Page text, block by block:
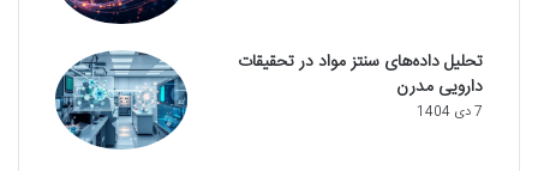
تحلیل داده‌های سنتز مواد در تحقیقات
دارویی مدرن
7 دی 1404